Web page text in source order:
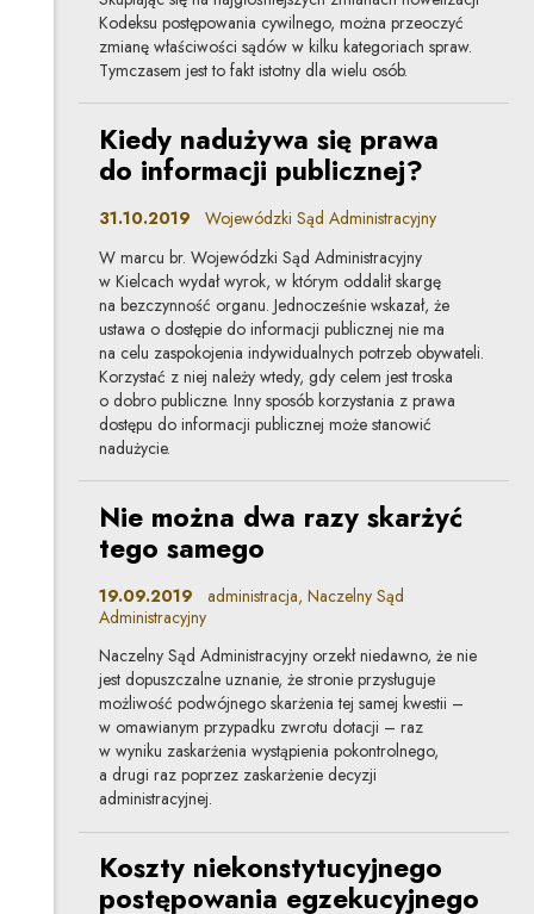
Kodeksu postępowania cywilnego, można przeoczyć
zmianę właściwości sądów w kilku kategoriach spraw.
Tymczasem jest to fakt istotny dla wielu osób.
Kiedy nadużywa się prawa
do informacji publicznej?
31.10.2019 Wojewódzki Sąd Administracyjny
W marcu br. Wojewódzki Sąd Administracyjny
w Kielcach wydał wyrok, w którym oddalił skargę
na bezczynność organu. Jednocześnie wskazał, że
ustawa o dostępie do informacji publicznej nie ma
na celu zaspokojenia indywidualnych potrzeb obywateli.
Korzystać z niej należy wtedy, gdy celem jest troska
o dobro publiczne. Inny sposób korzystania z prawa
dostępu do informacji publicznej może stanowić
nadużycie.
Nie można dwa razy skarżyć
tego samego
19.09.2019 administracja, Naczelny Sąd
Administracyjny
Naczelny Sąd Administracyjny orzekł niedawno, że nie
jest dopuszczalne uznanie, że stronie przysługuje
możliwość podwójnego skarżenia tej samej kwestii –
w omawianym przypadku zwrotu dotacji – raz
w wyniku zaskarżenia wystąpienia pokontrolnego,
a drugi raz poprzez zaskarżenie decyzji
administracyjnej.
Koszty niekonstytucyjnego
postępowania egzekucyjnego